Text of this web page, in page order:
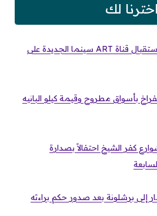
اخترنا لك
تحديث التردد.. كيفية استقبال قناة ART سينما الجديدة على
بأسواق مطروح وقيمة كيلو البانيه
كفر الشيخ احتفالاً بصدارة
إلى برشلونة بعد صدور حكم براءته